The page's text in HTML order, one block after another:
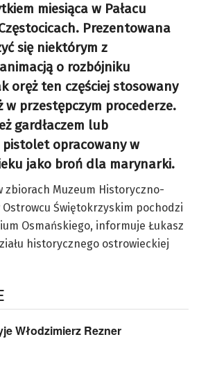
miesiąca w Pałacu
Prezentowana
się niektórym z
o rozbójniku
oręż ten częściej stosowany
w przestępczym procederze.
gardłaczem lub
opracowany w
jako broń dla marynarki.
zbiorach Muzeum Historyczno-
Świętokrzyskim pochodzi
Osmańskiego, informuje Łukasz
historycznego ostrowieckiej
Włodzimierz Rezner